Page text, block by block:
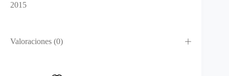
2015
Valoraciones (0)